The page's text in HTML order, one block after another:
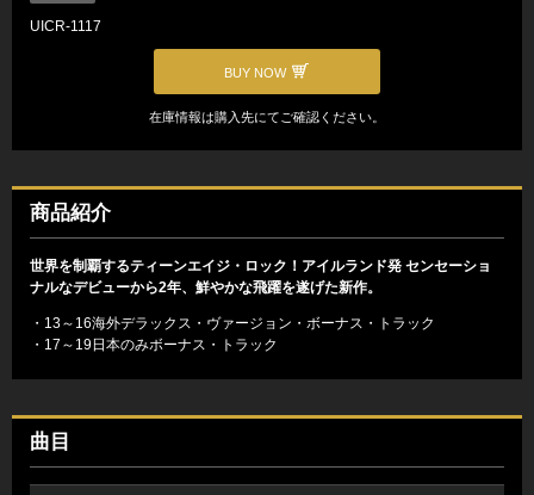
UICR-1117
BUY NOW
在庫情報は購入先にてご確認ください。
商品紹介
世界を制覇するティーンエイジ・ロック！アイルランド発 センセーショ
ナルなデビューから2年、鮮やかな飛躍を遂げた新作。
・13～16海外デラックス・ヴァージョン・ボーナス・トラック
・17～19日本のみボーナス・トラック
曲目